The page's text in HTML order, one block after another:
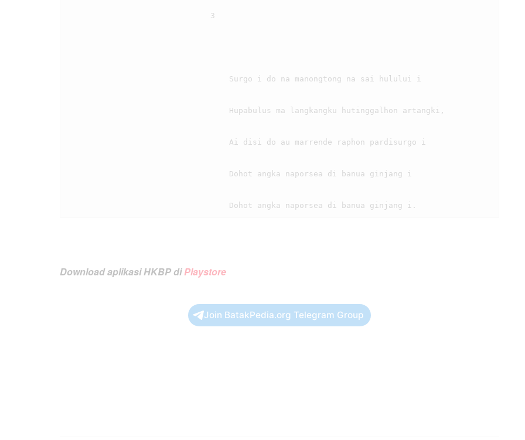
Download aplikasi HKBP diPlaystore
Join BatakPedia.org Telegram Group